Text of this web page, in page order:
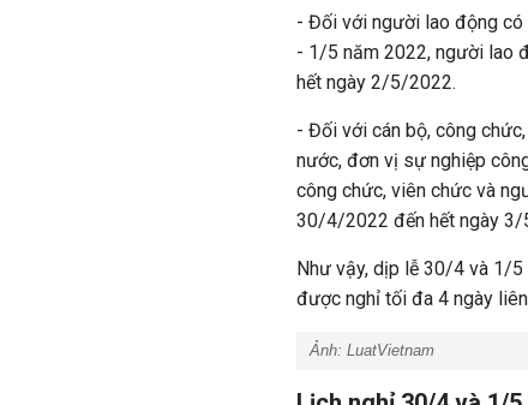
- Đối với người lao động có
- 1/5 năm 2022, người lao
hết ngày 2/5/2022.
- Đối với cán bộ, công
nước, đơn vị sự nghiệp
công chức, viên chức và
30/4/2022 đến hết ngày 3/
Như vậy, dịp lễ 30/4 và 1/
được nghỉ tối đa 4 ngày
Ảnh: LuatVietnam